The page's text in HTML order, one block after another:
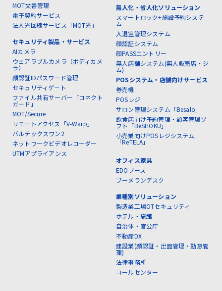
MOT文書管理
電子契約サービス
法人光回線サービス「MOT光」
セキュリティ製品・サービス
AIカメラ
ウェアラブルカメラ（ボディカメ
ラ）
顔認証IDパスワード管理
セキュリティゲート
ファイル共有サーバー「コネクト
ガード」
MOT/Secure
リモートアクセス「V-Warp」
バルテックスワン2
ネットワークビデオレコーダー
UTMアプライアンス
無人化・省人化ソリューション
スマートロック+施設予約システ
ム
入退室管理システム
顔認証システム
顔PASSエントリー
無人店舗システム(無人販売店・ジ
ム)
POSシステム・店舗向けサービス
券売機
POSレジ
サロン管理システム「Besalo」
飲食店向け予約管理・顧客管理ソ
フト「BeSHOKU」
小売業向けPOSレジシステム
「ReTELA」
オフィス家具
EDOブース
ブーメランデスク
業種別ソリューション
製造業工場OTセキュリティ
ホテル・旅館
自治体・官公庁
不動産DX
建設業(顔認証・出面管理・勤怠管
理)
法律事務所
コールセンター